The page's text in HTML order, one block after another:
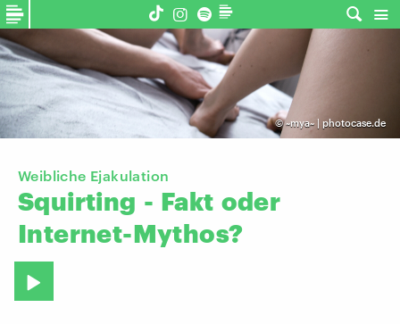
©~mya~ | photocase.de
Weibliche Ejakulation
Squirting - Fakt oder
Internet-Mythos?